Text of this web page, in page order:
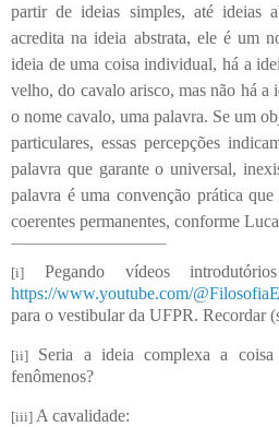
partir de ideias simples, até ideias
acredita na ideia abstrata, ele é um
ideia de uma coisa individual, há a
velho, do cavalo arisco, mas não há a
o nome cavalo, uma palavra. Se um
particulares, essas percepções
palavra que garante o universal,
palavra é uma convenção prática que
coerentes permanentes, conforme
[i] Pegando vídeos
https://www.youtube.com/
para o vestibular da UFPR. Recordar
[ii] Seria a ideia complexa a
fenômenos?
[iii] A cavalidade: